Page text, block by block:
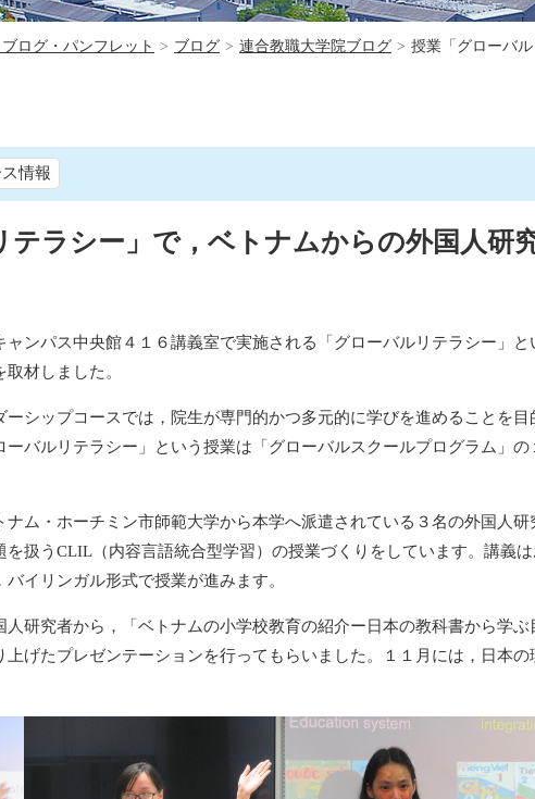
ブログ・パンフレット > ブログ > 連合教職大学院ブログ > 授業「グローバ
情報
テラシー」で，ベトナムからの外国人研
ンパス中央館４１６講義室で実施される「グローバルリテラシー」と
材しました。
シップコースでは，院生が専門的かつ多元的に学びを進めることを
バルリテラシー」という授業は「グローバルスクールプログラム」の
ム・ホーチミン市師範大学から本学へ派遣されている３名の外国人研
扱うCLIL（内容言語統合型学習）の授業づくりをしています。講義
イリンガル形式で授業が進みます。
研究者から，「ベトナムの小学校教育の紹介ー日本の教科書から学ぶ
げたプレゼンテーションを行ってもらいました。１１月には，日本